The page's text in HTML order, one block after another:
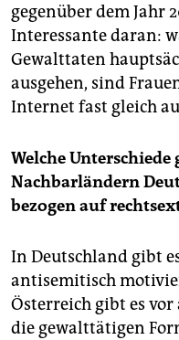
gegenüber dem Jahr
Interessante daran:
Gewalttaten
ausgehen, sind
Internet fast gleich
Welche Unterschiede
Nachbarländern
bezogen auf
In Deutschland gibt
antisemitisch
Österreich gibt es
die gewalttätigen